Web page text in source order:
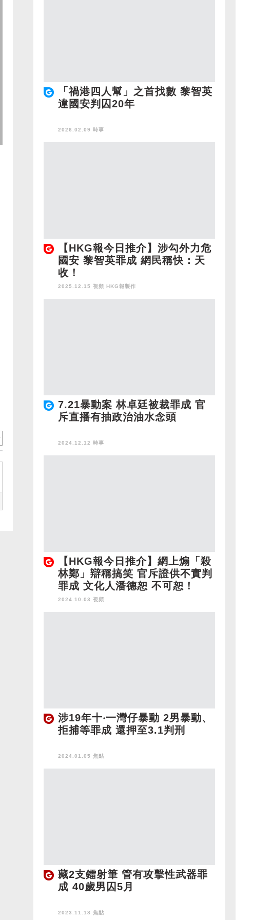
「禍港四人幫」之首找數 黎智英
違國安判囚20年
2026.02.09 時事
【HKG報今日推介】涉勾外力危
國安 黎智英罪成 網民稱快：天
收！
2025.12.15 視頻 HKG報製作
7.21暴動案 林卓廷被裁罪成 官
斥直播有抽政治油水念頭
2024.12.12 時事
【HKG報今日推介】網上煽「殺
林鄭」辯稱搞笑 官斥證供不實判
罪成 文化人潘德恕 不可恕！
2024.10.03 視頻
涉19年十‧一灣仔暴動 2男暴動、
拒捕等罪成 還押至3.1判刑
2024.01.05 焦點
藏2支鐳射筆 管有攻擊性武器罪
成 40歲男囚5月
2023.11.18 焦點